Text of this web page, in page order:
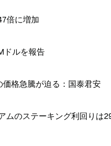
倍に増加
ドルを報告
格急騰が迫る：国泰君安
ムのステーキング利回りは